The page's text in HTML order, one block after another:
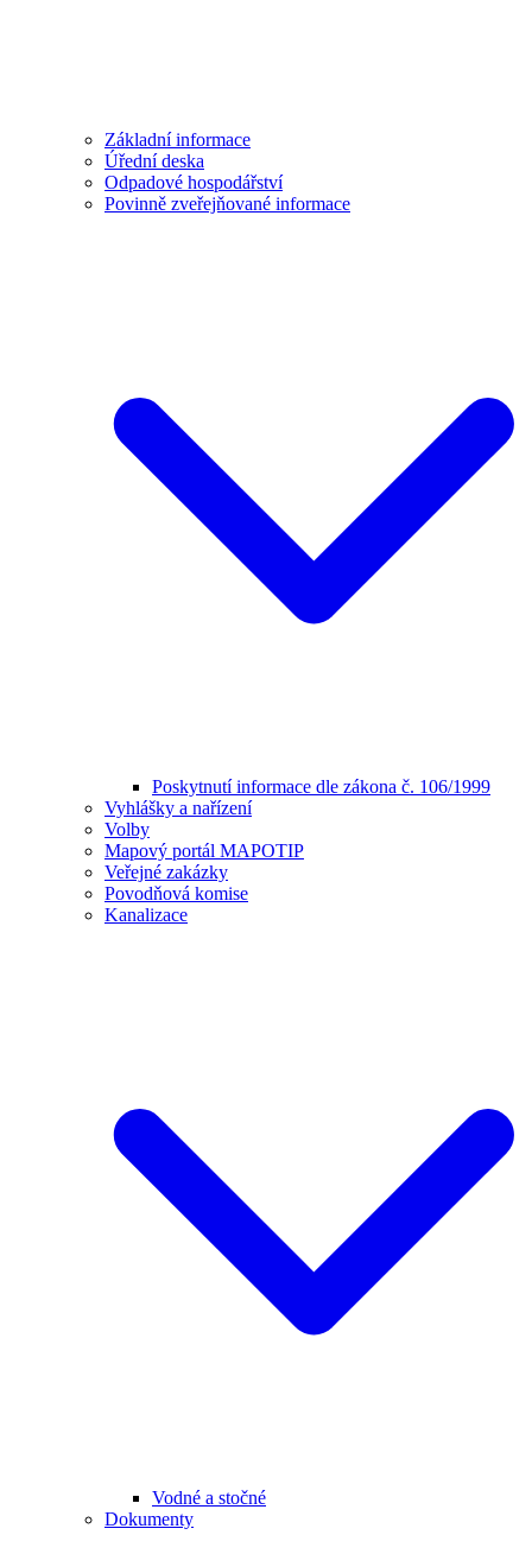
Základní informace
Úřední deska
Odpadové hospodářství
Povinně zveřejňované informace
Poskytnutí informace dle zákona č. 106/1999
Vyhlášky a nařízení
Volby
Mapový portál MAPOTIP
Veřejné zakázky
Povodňová komise
Kanalizace
Vodné a stočné
Dokumenty